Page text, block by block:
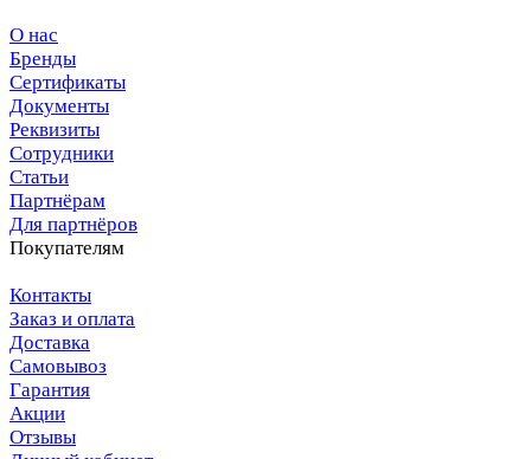
О нас
Бренды
Сертификаты
Документы
Реквизиты
Сотрудники
Статьи
Партнёрам
Для партнёров
Покупателям
Контакты
Заказ и оплата
Доставка
Самовывоз
Гарантия
Акции
Отзывы